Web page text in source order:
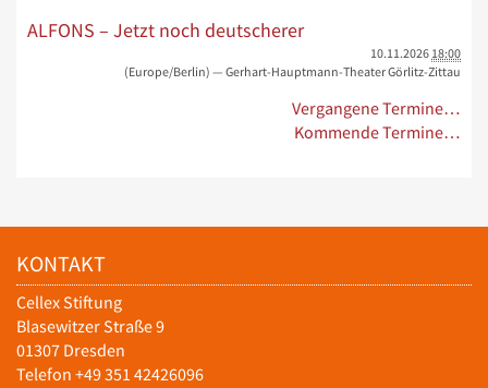
ALFONS – Jetzt noch deutscherer
10.11.2026 18:00
(Europe/Berlin) — Gerhart-Hauptmann-Theater Görlitz-Zittau
Vergangene Termine…
Kommende Termine…
KONTAKT
Cellex Stiftung
Blasewitzer Straße 9
01307 Dresden
Telefon +49 351 42426096